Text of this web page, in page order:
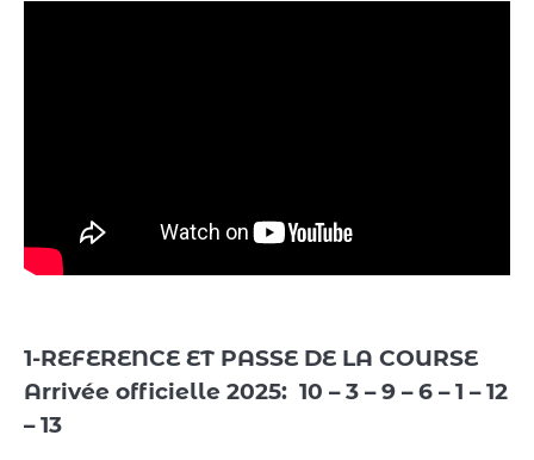
1-REFERENCE ET PASSE DE LA COURSE
Arrivée officielle 2025: 10 – 3 – 9 – 6 – 1 – 12
– 13